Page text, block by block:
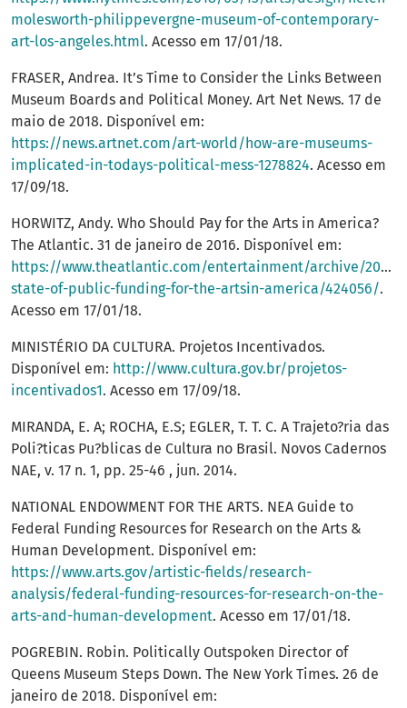
molesworth-philippevergne-museum-of-contemporary-
art-los-angeles.html. Acesso em 17/01/18.
FRASER, Andrea. It’s Time to Consider the Links Between
Museum Boards and Political Money. Art Net News. 17 de
maio de 2018. Disponível em:
https://news.artnet.com/art-world/how-are-museums-
implicated-in-todays-political-mess-1278824. Acesso em
17/09/18.
HORWITZ, Andy. Who Should Pay for the Arts in America?
The Atlantic. 31 de janeiro de 2016. Disponível em:
https://www.theatlantic.com/entertainment/archive/2016/
state-of-public-funding-for-the-artsin-america/424056/.
Acesso em 17/01/18.
MINISTÉRIO DA CULTURA. Projetos Incentivados.
Disponível em: http://www.cultura.gov.br/projetos-
incentivados1. Acesso em 17/09/18.
MIRANDA, E. A; ROCHA, E.S; EGLER, T. T. C. A Trajeto?ria das
Poli?ticas Pu?blicas de Cultura no Brasil. Novos Cadernos
NAE, v. 17 n. 1, pp. 25-46 , jun. 2014.
NATIONAL ENDOWMENT FOR THE ARTS. NEA Guide to
Federal Funding Resources for Research on the Arts &
Human Development. Disponível em:
https://www.arts.gov/artistic-fields/research-
analysis/federal-funding-resources-for-research-on-the-
arts-and-human-development. Acesso em 17/01/18.
POGREBIN. Robin. Politically Outspoken Director of
Queens Museum Steps Down. The New York Times. 26 de
janeiro de 2018. Disponível em: